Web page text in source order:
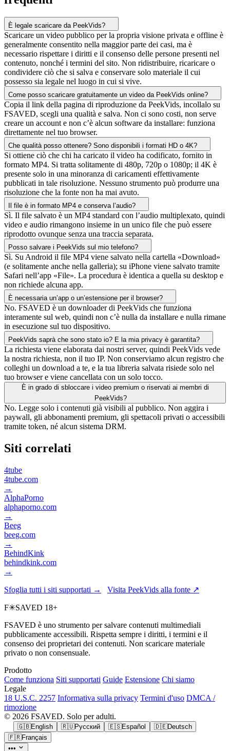
È legale scaricare da PeekVids?
Scaricare un video pubblico per la propria visione privata e offline è
generalmente consentito nella maggior parte dei casi, ma è
necessario rispettare i diritti e il consenso delle persone presenti nel
contenuto, nonché i termini del sito. Non ridistribuire, ricaricare o
condividere ciò che si salva e conservare solo materiale il cui
possesso sia legale nel luogo in cui si vive.
Come posso scaricare gratuitamente un video da PeekVids online?
Copia il link della pagina di riproduzione da PeekVids, incollalo su
FSAVED, scegli una qualità e salva. Non ci sono costi, non serve
creare un account e non c’è alcun software da installare: funziona
direttamente nel tuo browser.
Che qualità posso ottenere? Sono disponibili i formati HD o 4K?
Si ottiene ciò che chi ha caricato il video ha codificato, fornito in
formato MP4. Si tratta solitamente di 480p, 720p o 1080p; il 4K è
presente solo in una minoranza di caricamenti effettivamente
pubblicati in tale risoluzione. Nessuno strumento può produrre una
risoluzione che la fonte non ha mai avuto.
Il file è in formato MP4 e conserva l’audio?
Sì. Il file salvato è un MP4 standard con l’audio multiplexato, quindi
video e audio rimangono insieme in un unico file che può essere
riprodotto ovunque senza una traccia separata.
Posso salvare i PeekVids sul mio telefono?
Sì. Su Android il file MP4 viene salvato nella cartella «Download»
(e solitamente anche nella galleria); su iPhone viene salvato tramite
Safari nell’app «File». La procedura è identica a quella su desktop e
non richiede alcuna app.
È necessaria un’app o un’estensione per il browser?
No. FSAVED è un downloader di PeekVids che funziona
interamente sul web, quindi non c’è nulla da installare e nulla rimane
in esecuzione sul tuo dispositivo.
PeekVids saprà che sono stato io? E la mia privacy è garantita?
La richiesta viene elaborata dai nostri server, quindi PeekVids vede
la nostra richiesta, non il tuo IP. Non conserviamo alcun registro che
colleghi un download a te, e la tua libreria salvata risiede solo nel
tuo browser e viene cancellata con un solo tocco.
È in grado di sbloccare i video premium o riservati ai membri di
PeekVids?
No. Legge solo i contenuti già visibili al pubblico. Non aggira i
paywall, gli abbonamenti premium, gli spettacoli privati o accessibili
tramite token, né alcun sistema DRM.
Siti correlati
4tube
4tube.com
→
AlphaPorno
alphaporno.com
→
Beeg
beeg.com
→
BehindKink
behindkink.com
→
Sfoglia tutti i siti supportati → Visita PeekVids alla fonte ↗
F✳SAVED 18+
FSAVED è uno strumento per salvare contenuti multimediali
pubblicamente accessibili. Rispetta sempre i diritti, i termini e il
consenso dei proprietari dei contenuti. Non scaricare materiale
privato o non consensuale.
Prodotto
Come funziona Siti supportati Guide Estensione Chi siamo
Legale
18 U.S.C. 2257 Informativa sulla privacy Termini d'uso DMCA /
rimozione
© 2026 FSAVED. Solo per adulti.
🇬🇧English 🇷🇺Русский 🇪🇸Español 🇩🇪Deutsch
🇫🇷Français
•••